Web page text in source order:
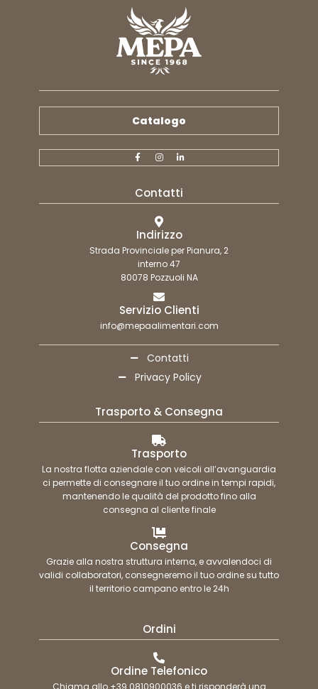
Catalogo
Contatti
Indirizzo
Strada Provinciale per Pianura, 2
interno 47
80078 Pozzuoli NA
Servizio Clienti
info@mepaalimentari.com
Contatti
Privacy Policy
Trasporto & Consegna
Trasporto
La nostra flotta aziendale con veicoli all’avanguardia
ci permette di consegnare il tuo ordine in tempi rapidi,
mantenendo le qualità del prodotto fino alla
consegna al cliente finale
Consegna
Grazie alla nostra struttura interna, e avvalendoci di
validi collaboratori, consegneremo il tuo ordine su tutto
il territorio campano entro le 24h
Ordini
Ordine Telefonico
Chiama allo +39 0810900036 e ti risponderà una